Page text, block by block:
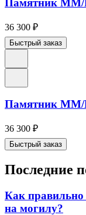
Памятник ММ/
36 300 ₽
Быстрый заказ
Памятник ММ/
36 300 ₽
Быстрый заказ
Последние
Как правильно
на могилу?